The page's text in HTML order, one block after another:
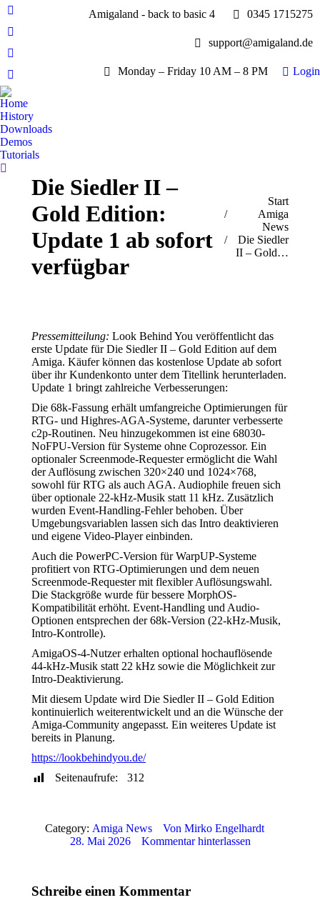
Facebook
page
opens
new
window
YouTube
page
opens
in
new
window
Whatsapp
page
opens
in
new
window
E-
Mail
page
opens
in
new
Amigaland - back to basic 4 0345 1715275
support@amigaland.de
Monday – Friday 10 AM – 8 PM Login
Home
History
Downloads
Demos
Tutorials
Search:
Die Siedler II –
Gold Edition:
Update 1 ab sofort
verfügbar
Sie befinden sich hier:
Start
Amiga
News
Die Siedler
II – Gold…
Pressemitteilung: Look Behind You veröffentlicht das
erste Update für Die Siedler II – Gold Edition auf dem
Amiga. Käufer können das kostenlose Update ab sofort
über ihr Kundenkonto unter dem Titellink herunterladen.
Update 1 bringt zahlreiche Verbesserungen:
Die 68k-Fassung erhält umfangreiche Optimierungen für
RTG- und Highres-AGA-Systeme, darunter verbesserte
c2p-Routinen. Neu hinzugekommen ist eine 68030-
NoFPU-Version für Systeme ohne Coprozessor. Ein
optionaler Screenmode-Requester ermöglicht die Wahl
der Auflösung zwischen 320×240 und 1024×768,
sowohl für RTG als auch AGA. Audiophile freuen sich
über optionale 22-kHz-Musik statt 11 kHz. Zusätzlich
wurden Event-Handling-Fehler behoben. Über
Umgebungsvariablen lassen sich das Intro deaktivieren
und eigene Video-Player einbinden.
Auch die PowerPC-Version für WarpUP-Systeme
profitiert von RTG-Optimierungen und dem neuen
Screenmode-Requester mit flexibler Auflösungswahl.
Die Stackgröße wurde für bessere MorphOS-
Kompatibilität erhöht. Event-Handling und Audio-
Optionen entsprechen der 68k-Version (22-kHz-Musik,
Intro-Kontrolle).
AmigaOS-4-Nutzer erhalten optional hochauflösende
44-kHz-Musik statt 22 kHz sowie die Möglichkeit zur
Intro-Deaktivierung.
Mit diesem Update wird Die Siedler II – Gold Edition
kontinuierlich weiterentwickelt und an die Wünsche der
Amiga-Community angepasst. Ein weiteres Update ist
bereits in Planung.
https://lookbehindyou.de/
Seitenaufrufe:
312
Category: Amiga News Von Mirko Engelhardt
28. Mai 2026
Kommentar hinterlassen
Schreibe einen Kommentar